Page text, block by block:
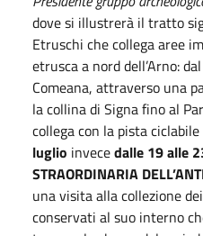
dove si illustrerà il tratto
Etruschi che collega aree
etrusca a nord dell’Arno:
Comeana, attraverso una
la collina di Signa fino al
collega con la pista ciclabile
luglio invecedalle 19 alle
STRAORDINARIA
una visita alla collezione
conservati al suo interno